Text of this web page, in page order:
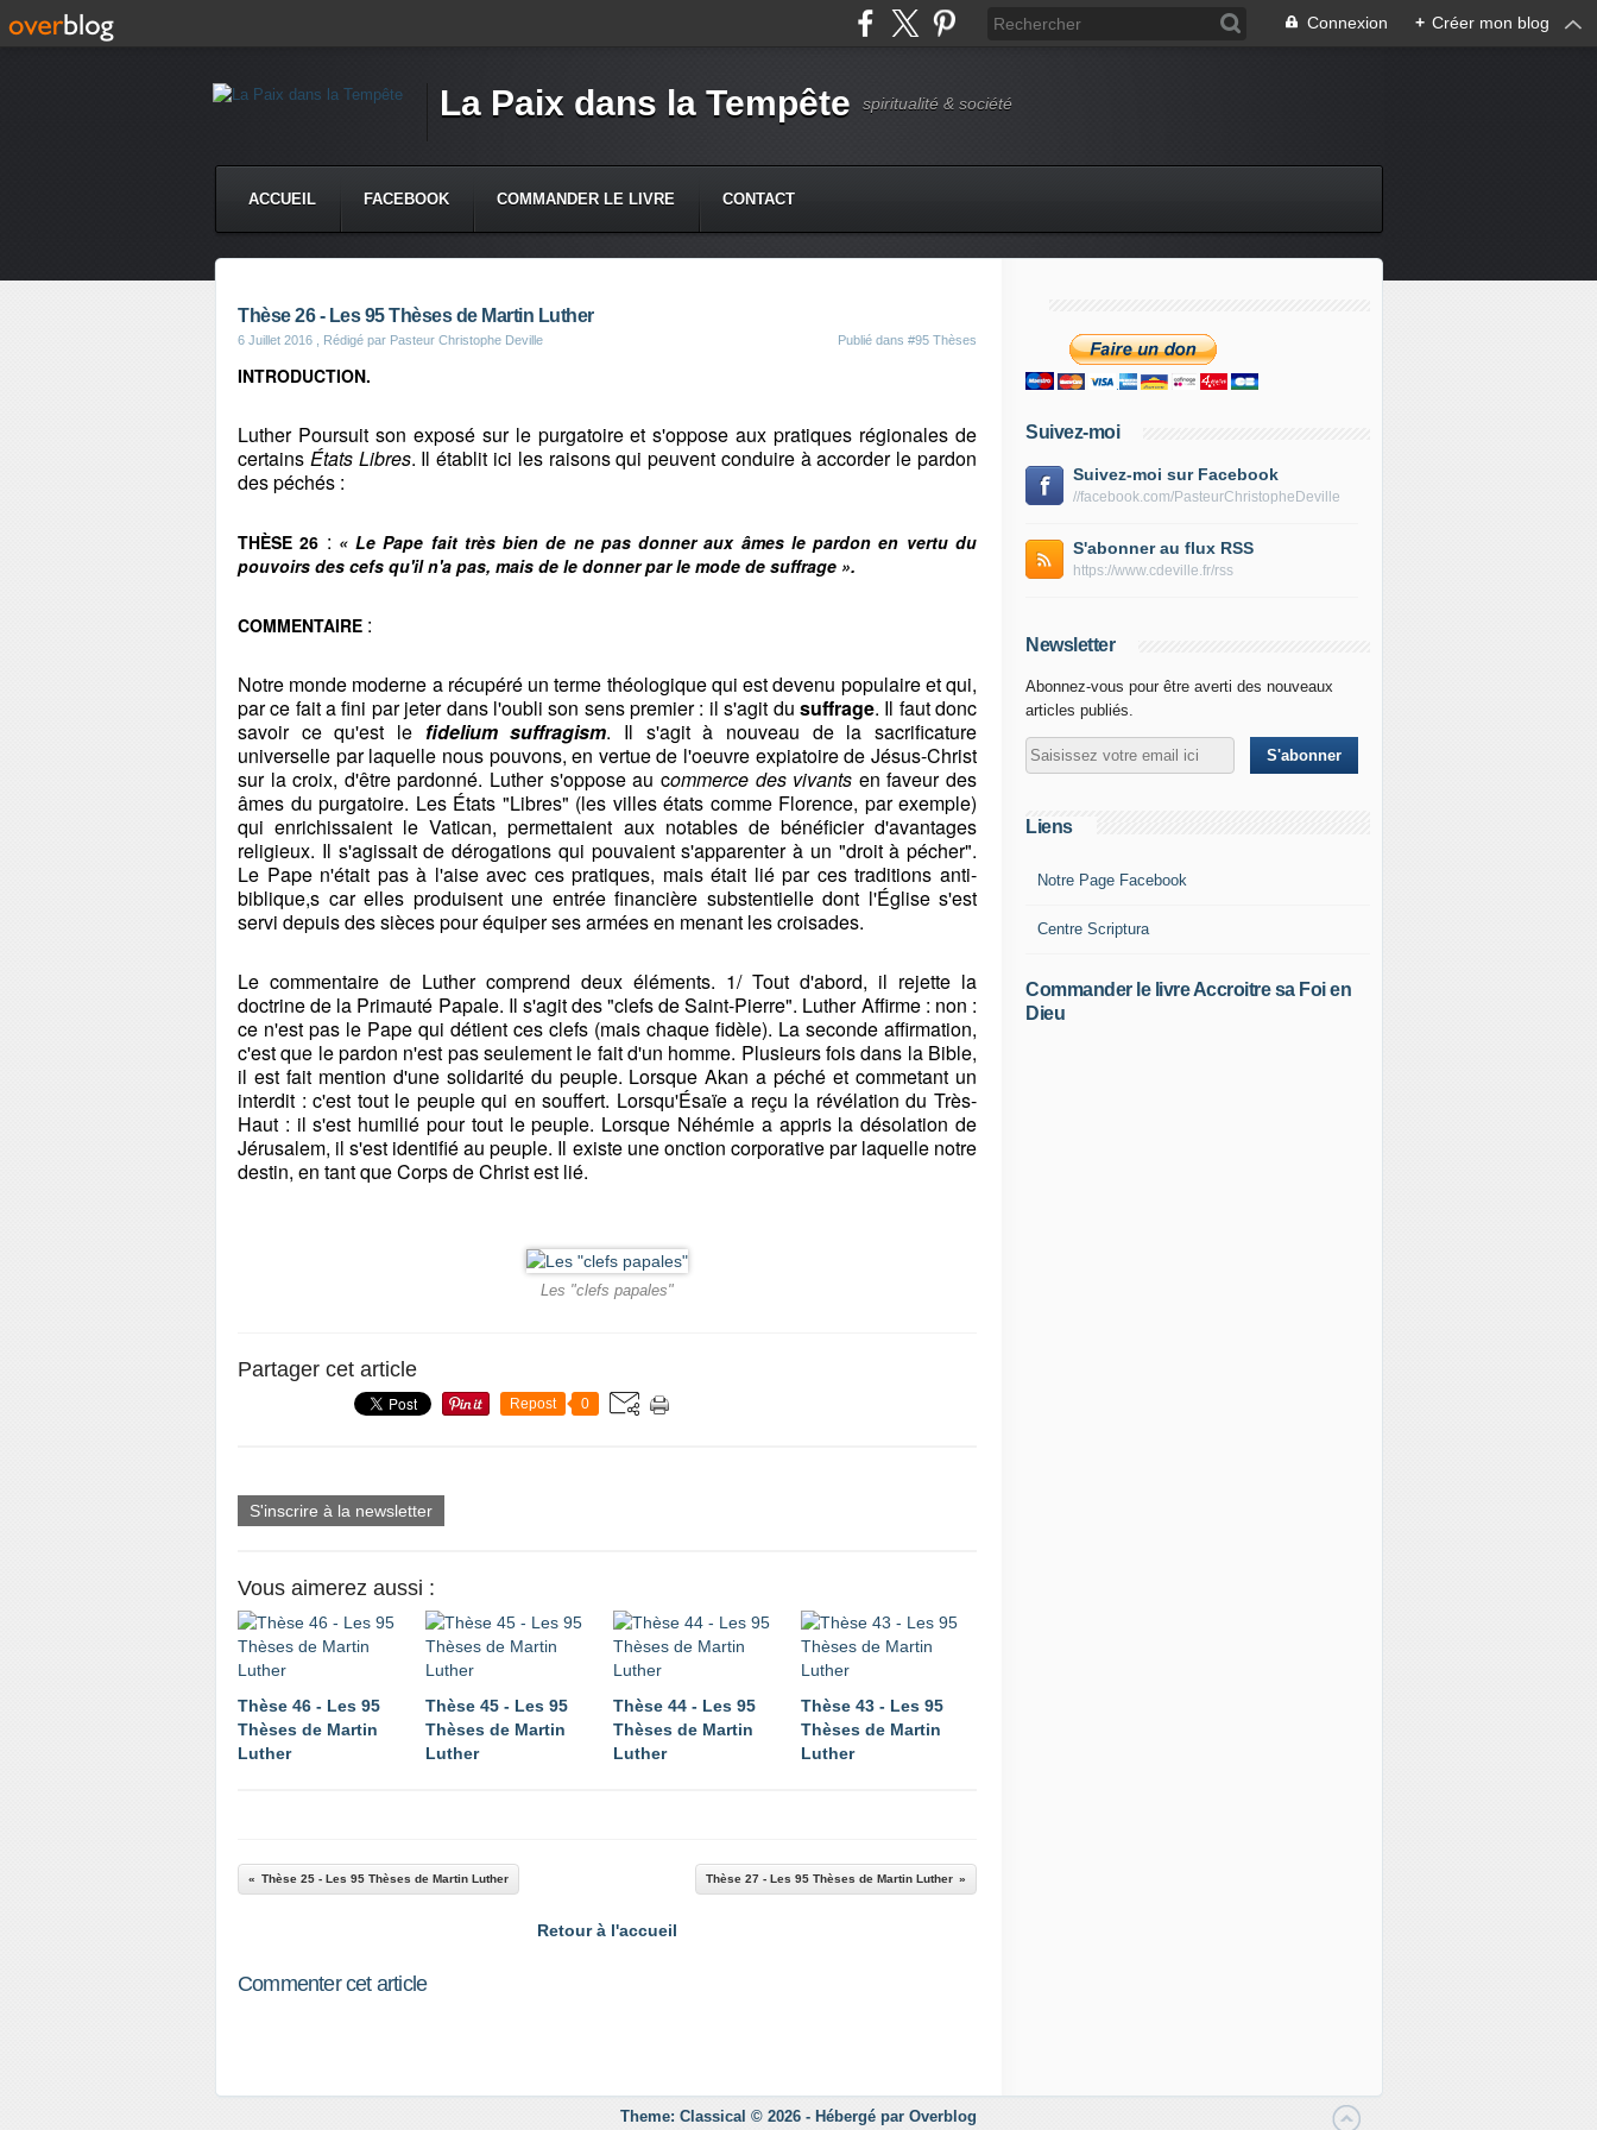
Connexion + Créer mon blog
La Paix dans la Tempête spiritualité & société
ACCUEIL FACEBOOK COMMANDER LE LIVRE CONTACT
Thèse 26 - Les 95 Thèses de Martin Luther
6 Juillet 2016 , Rédigé par Pasteur Christophe Deville Publié dans #95 Thèses
INTRODUCTION.
Luther Poursuit son exposé sur le purgatoire et s'oppose aux pratiques régionales de
certains États Libres. Il établit ici les raisons qui peuvent conduire à accorder le pardon
des péchés :
THÈSE 26 : « Le Pape fait très bien de ne pas donner aux âmes le pardon en vertu du
pouvoirs des cefs qu'il n'a pas, mais de le donner par le mode de suffrage ».
COMMENTAIRE :
Notre monde moderne a récupéré un terme théologique qui est devenu populaire et qui,
par ce fait a fini par jeter dans l'oubli son sens premier : il s'agit du suffrage. Il faut donc
savoir ce qu'est le fidelium suffragism. Il s'agit à nouveau de la sacrificature
universelle par laquelle nous pouvons, en vertue de l'oeuvre expiatoire de Jésus-Christ
sur la croix, d'être pardonné. Luther s'oppose au commerce des vivants en faveur des
âmes du purgatoire. Les États "Libres" (les villes états comme Florence, par exemple)
qui enrichissaient le Vatican, permettaient aux notables de bénéficier d'avantages
religieux. Il s'agissait de dérogations qui pouvaient s'apparenter à un "droit à pécher".
Le Pape n'était pas à l'aise avec ces pratiques, mais était lié par ces traditions anti-
biblique,s car elles produisent une entrée financière substentielle dont l'Église s'est
servi depuis des sièces pour équiper ses armées en menant les croisades.
Le commentaire de Luther comprend deux éléments. 1/ Tout d'abord, il rejette la
doctrine de la Primauté Papale. Il s'agit des "clefs de Saint-Pierre". Luther Affirme : non :
ce n'est pas le Pape qui détient ces clefs (mais chaque fidèle). La seconde affirmation,
c'est que le pardon n'est pas seulement le fait d'un homme. Plusieurs fois dans la Bible,
il est fait mention d'une solidarité du peuple. Lorsque Akan a péché et commetant un
interdit : c'est tout le peuple qui en souffert. Lorsqu'Ésaïe a reçu la révélation du Très-
Haut : il s'est humilié pour tout le peuple. Lorsque Néhémie a appris la désolation de
Jérusalem, il s'est identifié au peuple. Il existe une onction corporative par laquelle notre
destin, en tant que Corps de Christ est lié.
Les "clefs papales"
Partager cet article
Repost 0
S'inscrire à la newsletter
Vous aimerez aussi :
Thèse 46 - Les 95
Thèses de Martin
Luther
Thèse 45 - Les 95
Thèses de Martin
Luther
Thèse 44 - Les 95
Thèses de Martin
Luther
Thèse 43 - Les 95
Thèses de Martin
Luther
Thèse 25 - Les 95 Thèses de Martin Luther Thèse 27 - Les 95 Thèses de Martin Luther
Retour à l'accueil
Commenter cet article
Suivez-moi
Suivez-moi sur Facebook
//facebook.com/PasteurChristopheDeville
S'abonner au flux RSS
https://www.cdeville.fr/rss
Newsletter
Abonnez-vous pour être averti des nouveaux
articles publiés.
Liens
Notre Page Facebook
Centre Scriptura
Commander le livre Accroitre sa Foi en
Dieu
Theme: Classical © 2026 - Hébergé par Overblog